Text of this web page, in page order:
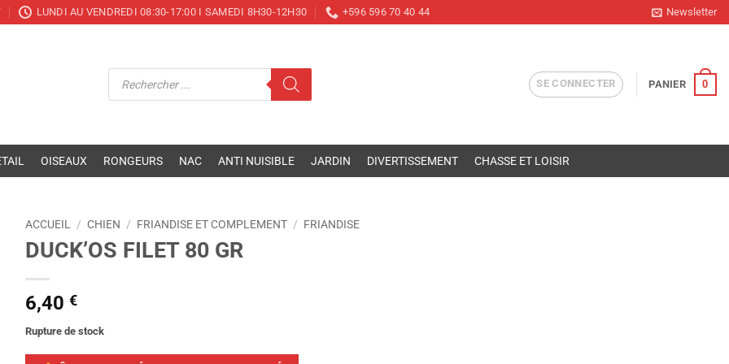
LUNDI AU VENDREDI 08:30-17:00 I SAMEDI 8H30-12H30 +596 596 70 40 44 Newsletter
Recherche
SE CONNECTER PANIER 0
OISEAUX RONGEURS NAC ANTI NUISIBLE JARDIN DIVERTISSEMENT CHASSE ET LOISIR
ACCUEIL / CHIEN / FRIANDISE ET COMPLEMENT / FRIANDISE
DUCK’OS FILET 80 GR
6,40 €
Rupture de stock